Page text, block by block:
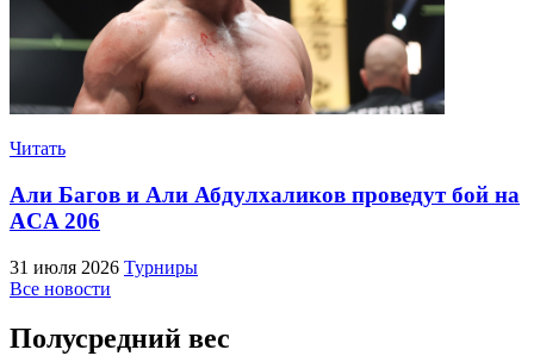
Читать
Али Багов и Али Абдулхаликов проведут бой на
ACA 206
31 июля 2026 Турниры
Все новости
Полусредний вес